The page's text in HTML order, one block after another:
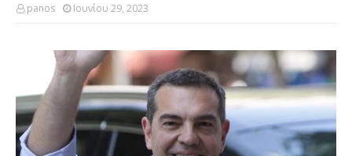
panos Ιουνίου 29, 2023